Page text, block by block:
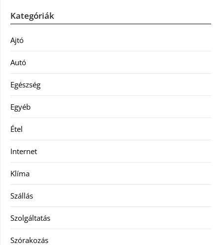
Kategóriák
Ajtó
Autó
Egészség
Egyéb
Étel
Internet
Klíma
Szállás
Szolgáltatás
Szórakozás